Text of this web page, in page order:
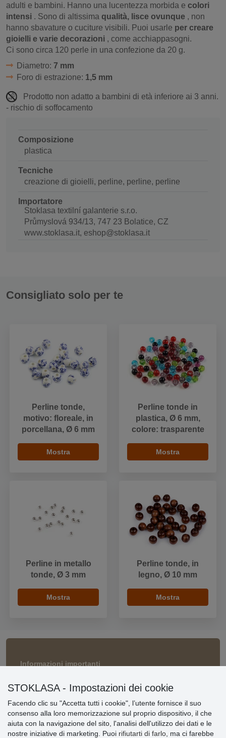
adulti e bambini. Hanno una lucentezza morbida e colori
intensi . Sono di altissima qualità, lisce ovunque , non
hanno sbavature o cuciture visibili. Puoi usarle per creare
gioielli e varie decorazioni , come acchiappasogni.
Ci sono circa 120 perle in una confezione da 20 g.
Diametro: 7 mm
Foro di estrazione: 1,5 mm
Prodotto non adatto a bambini di età inferiore ai 3 anni.
- rischio di soffocamento
Composizione
plastica
Tecniche
creazione di gioielli, perline, perline, perline
Importatore
Stoklasa textilní galanterie s.r.o.
Průmyslová 934/13, 747 23 Bolatice, CZ
www.stoklasa.it, eshop@stoklasa.it
Consigliato solo per te
Perline tonde,
motivo: floreale, in
porcellana, Ø 6 mm
Mostra
Perline tonde in
plastica, Ø 6 mm,
colore: trasparente
Mostra
Perline in metallo
tonde, Ø 3 mm
Mostra
Perline tonde, in
legno, Ø 10 mm
Mostra
Informazioni importanti
» Termini & Condizioni
» Informativa sulla Privacy
» Consegna e pagamento
» Garanzia e resi
» Programma fedeltà
STOKLASA - Impostazioni dei cookie
Facendo clic su "Accetta tutti i cookie", l’utente fornisce il suo
consenso alla loro memorizzazione sul proprio dispositivo, il che
aiuta con la navigazione del sito, l'analisi dell'utilizzo dei dati e le
nostre iniziative di marketing. Puoi rifiutarti di farlo , ma ci farebbe